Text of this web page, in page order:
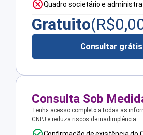
Quadro societário e
Gratuito(R$
Consultar grátis
Consulta Sob
Tenha acesso completo a todas as
CNPJ e reduza riscos de inadimplência.